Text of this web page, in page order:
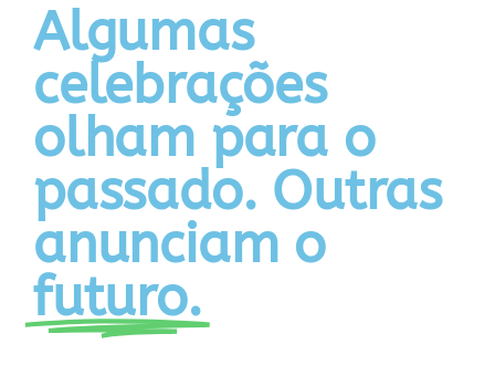
Algumas
celebrações
olham para o
passado. Outras
anunciam o
futuro.